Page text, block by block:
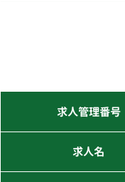
求人管理番号
求人名